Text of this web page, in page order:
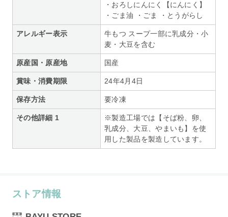
・おろしにんにく【にんにく】
・ごま油 ・ごま ・とうがらし
アレルギー表示
牛もつ スープ一部に乳成分・小
麦・大豆を含む
原産国・原産地 国産
賞味・消費期限 24年4月4日
保存方法 要冷凍
その他詳細 1
※製造工場では【そば粉、卵、
乳成分、大豆、やまいも】を使
用した製品を製造しています。
ストア情報